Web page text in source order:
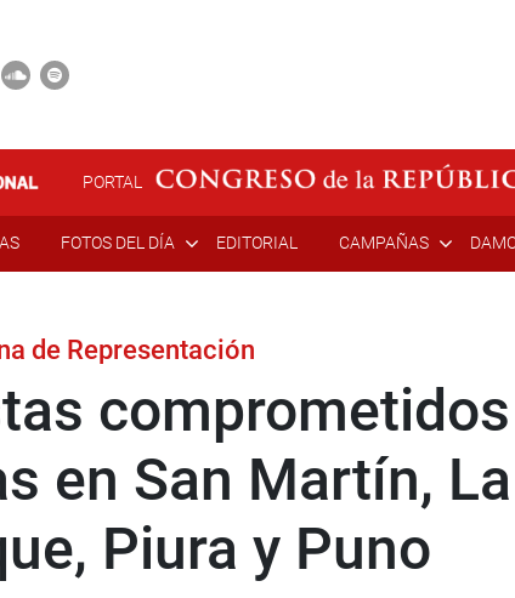
PORTAL
FOTOS DEL DÍA EDITORIAL CAMPAÑAS
de Representación
en San Martín,
Piura y Puno